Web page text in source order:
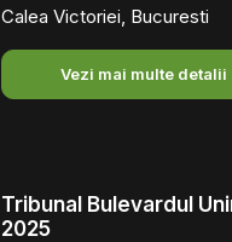
Calea Victoriei, Bucuresti
Vezi mai multe detalii
Tribunal Bulevardul
2025